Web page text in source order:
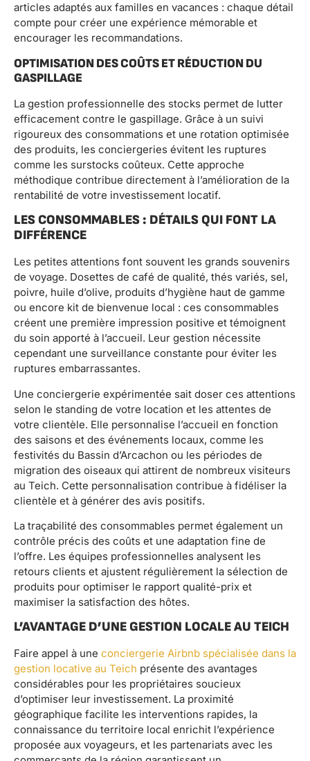
articles adaptés aux familles en vacances : chaque détail
compte pour créer une expérience mémorable et
encourager les recommandations.
OPTIMISATION DES COÛTS ET RÉDUCTION DU
GASPILLAGE
La gestion professionnelle des stocks permet de lutter
efficacement contre le gaspillage. Grâce à un suivi
rigoureux des consommations et une rotation optimisée
des produits, les conciergeries évitent les ruptures
comme les surstocks coûteux. Cette approche
méthodique contribue directement à l’amélioration de la
rentabilité de votre investissement locatif.
LES CONSOMMABLES : DÉTAILS QUI FONT LA
DIFFÉRENCE
Les petites attentions font souvent les grands souvenirs
de voyage. Dosettes de café de qualité, thés variés, sel,
poivre, huile d’olive, produits d’hygiène haut de gamme
ou encore kit de bienvenue local : ces consommables
créent une première impression positive et témoignent
du soin apporté à l’accueil. Leur gestion nécessite
cependant une surveillance constante pour éviter les
ruptures embarrassantes.
Une conciergerie expérimentée sait doser ces attentions
selon le standing de votre location et les attentes de
votre clientèle. Elle personnalise l’accueil en fonction
des saisons et des événements locaux, comme les
festivités du Bassin d’Arcachon ou les périodes de
migration des oiseaux qui attirent de nombreux visiteurs
au Teich. Cette personnalisation contribue à fidéliser la
clientèle et à générer des avis positifs.
La traçabilité des consommables permet également un
contrôle précis des coûts et une adaptation fine de
l’offre. Les équipes professionnelles analysent les
retours clients et ajustent régulièrement la sélection de
produits pour optimiser le rapport qualité-prix et
maximiser la satisfaction des hôtes.
L’AVANTAGE D’UNE GESTION LOCALE AU TEICH
Faire appel à une conciergerie Airbnb spécialisée dans la
gestion locative au Teich présente des avantages
considérables pour les propriétaires soucieux
d’optimiser leur investissement. La proximité
géographique facilite les interventions rapides, la
connaissance du territoire local enrichit l’expérience
proposée aux voyageurs, et les partenariats avec les